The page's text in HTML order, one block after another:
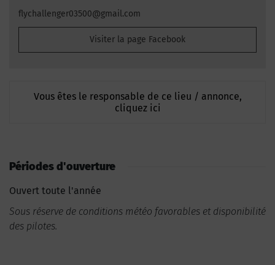
flychallenger03500@gmail.com
Visiter la page Facebook
Vous êtes le responsable de ce lieu / annonce,
cliquez ici
Périodes d'ouverture
Ouvert toute l'année
Sous réserve de conditions météo favorables et disponibilité
des pilotes.